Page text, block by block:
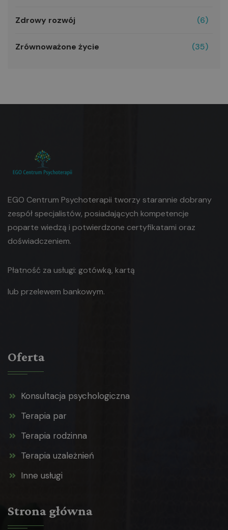
Zdrowy rozwój (6)
Zrównoważone życie (35)
EGO Centrum Psychoterapii tworzy starannie dobrany
zespół specjalistów, posiadających kompetencje
poparte wiedzą i potwierdzone certyfikatami oraz
doświadczeniem.
Płatność za usługi: gotówką, kartą
lub przelewem bankowym.
Oferta
Konsultacja psychologiczna
Terapia par
Terapia rodzinna
Terapia uzależnień
Inne usługi
Strona główna